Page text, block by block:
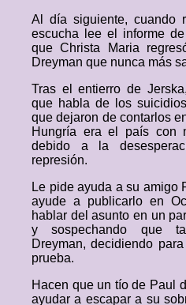
Al día siguiente, cuando
escucha lee el informe
que Christa Maria
Dreyman que nunca más
Tras el entierro de
que habla de los
que dejaron de contarlos
Hungría era el país con
debido a la
represión.
Le pide ayuda a su amigo
ayude a publicarlo en
hablar del asunto en un
y sospechando que
Dreyman, decidiendo
prueba.
Hacen que un tío de Paul
ayudar a escapar a su